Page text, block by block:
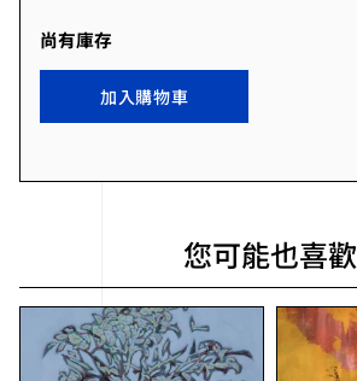
尚有庫存
加入購物車
您可能也喜歡